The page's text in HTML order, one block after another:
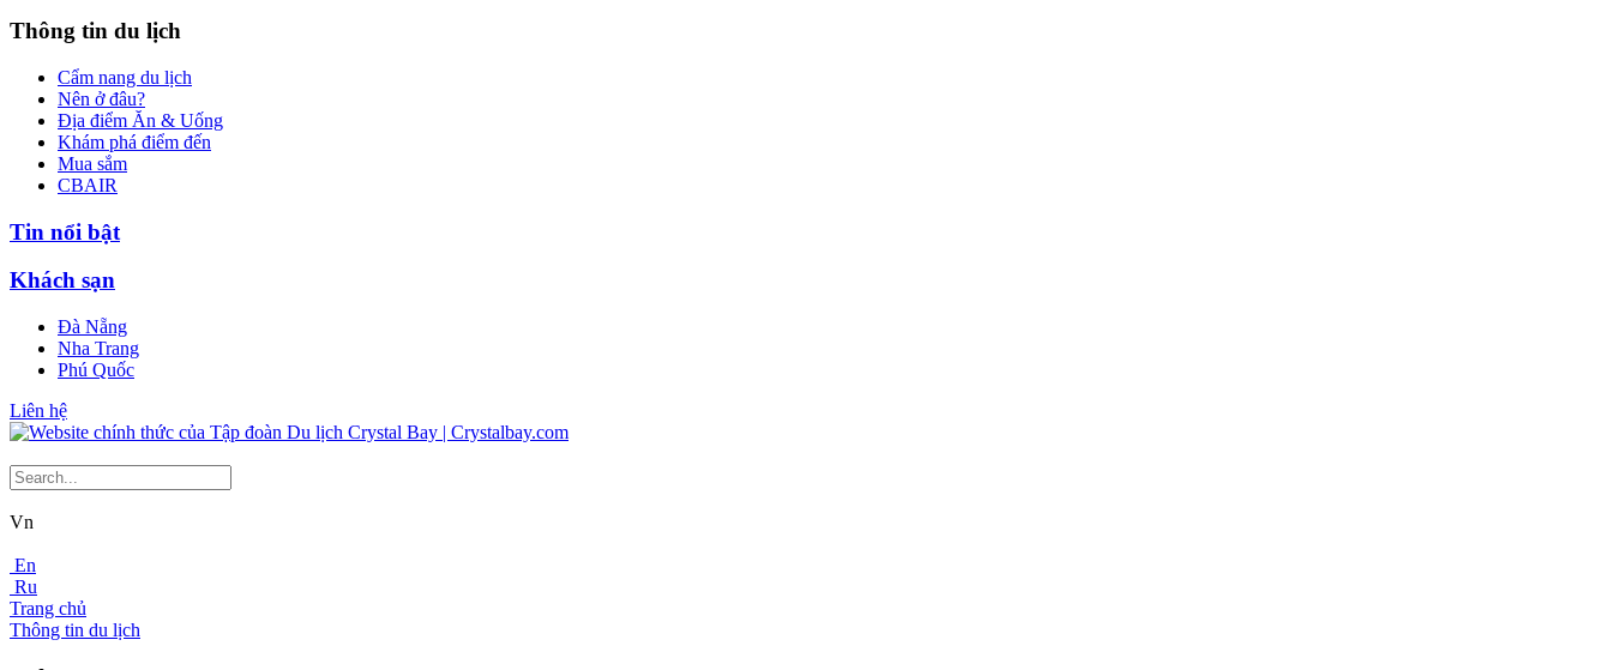
Thông tin du lịch
Cẩm nang du lịch
Nên ở đâu?
Địa điểm Ăn & Uống
Khám phá điểm đến
Mua sắm
CBAIR
Tin nổi bật
Khách sạn
Đà Nẵng
Nha Trang
Phú Quốc
Liên hệ
Vn
En
Ru
Trang chủ
Thông tin du lịch